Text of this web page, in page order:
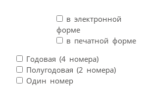
в электронной
форме
в печатной форме
Годовая (4 номера)
Полугодовая (2 номера)
Один номер